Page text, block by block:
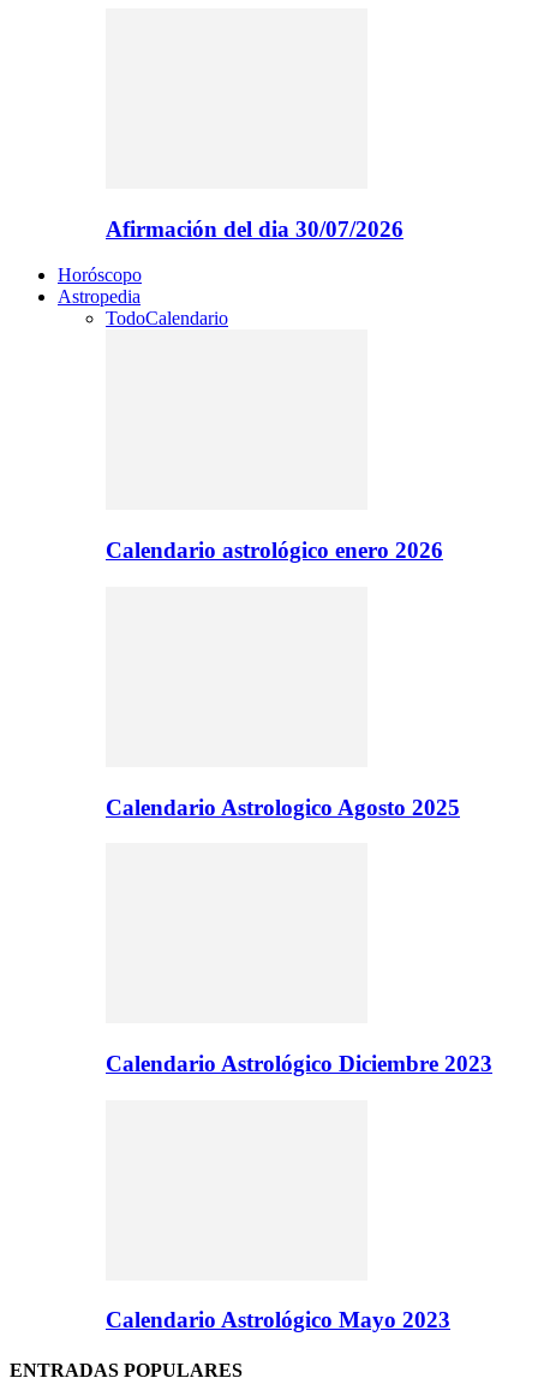
Afirmación del dia 30/07/2026
Horóscopo
Astropedia
TodoCalendario
Calendario astrológico enero 2026
Calendario Astrologico Agosto 2025
Calendario Astrológico Diciembre 2023
Calendario Astrológico Mayo 2023
ENTRADAS POPULARES